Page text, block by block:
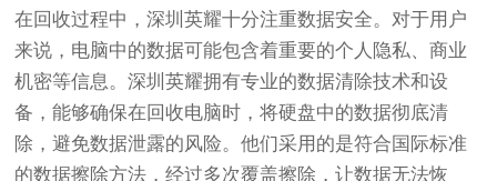
在回收过程中，深圳英耀十分注重数据安全。对于用户
来说，电脑中的数据可能包含着重要的个人隐私、商业
机密等信息。深圳英耀拥有专业的数据清除技术和设
备，能够确保在回收电脑时，将硬盘中的数据彻底清
除，避免数据泄露的风险。他们采用的是符合国际标准
的数据擦除方法，经过多次覆盖擦除，让数据无法恢